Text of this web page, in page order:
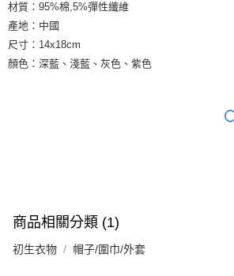
材質：95%棉,5%彈性纖維
產地：中國
尺寸：14x18cm
顏色：深藍、淺藍、灰色、紫色
商品相關分類 (1)
初生衣物 帽子/圍巾/外套